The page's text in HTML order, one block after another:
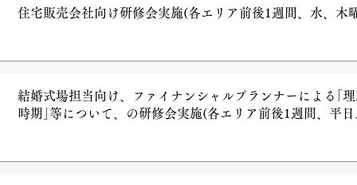
住宅販売会社向け研修会実施(各エリア前後1週間、水、木
結婚式場担当向け、ファイナンシャルプランナーによる｢
時期｣等について、の研修会実施(各エリア前後1週間、平